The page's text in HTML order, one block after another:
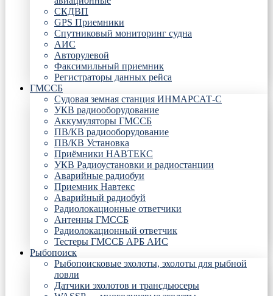
СКДВП
GPS Приемники
Спутниковый мониторинг судна
АИС
Авторулевой
Факсимильный приемник
Регистраторы данных рейса
ГМССБ
Судовая земная станция ИНМАРСАТ-С
УКВ радиооборудование
Аккумуляторы ГМССБ
ПВ/КВ радиооборудование
ПВ/КВ Установка
Приёмники НАВТЕКС
УКВ Радиоустановки и радиостанции
Аварийные радиобуи
Приемник Навтекс
Аварийный радиобуй
Радиолокационные ответчики
Антенны ГМССБ
Радиолокационный ответчик
Тестеры ГМССБ АРБ АИС
Рыбопоиск
Рыбопоисковые эхолоты, эхолоты для рыбной
ловли
Датчики эхолотов и трансдьюсеры